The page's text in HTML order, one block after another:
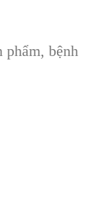
phẩm, bệnh